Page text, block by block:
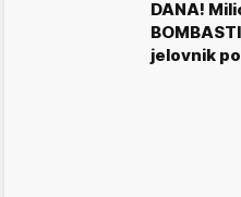
DANA!
jelovnik